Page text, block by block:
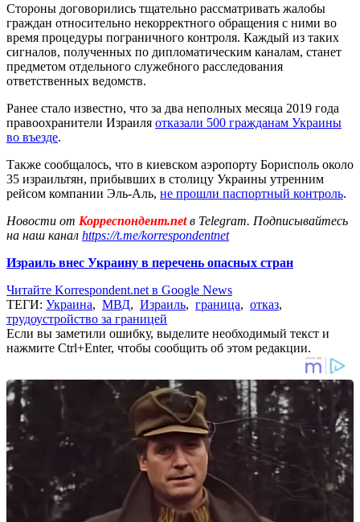
Стороны договорились тщательно рассматривать жалобы
граждан относительно некорректного обращения с ними во
время процедуры пограничного контроля. Каждый из таких
сигналов, полученных по дипломатическим каналам, станет
предметом отдельного служебного расследования
ответственных ведомств.
Ранее стало известно, что за два неполных месяца 2019 года
правоохранители Израиля отказали 500 гражданам Украины
во въезде.
Также сообщалось, что в киевском аэропорту Борисполь около
35 израильтян, прибывших в столицу Украины утренним
рейсом компании Эль-Аль, не прошли паспортный контроль.
Новости от Корреспондент.netв Telegram. Подписывайтесь
на наш канал https://t.me/korrespondentnet
Израиль внес Украину в перечень опасных стран
Читайте Korrespondent.net в Google News
ТЕГИ: Украина, МВД, Израиль, граница, отказ,
трудоустройство за границей
Если вы заметили ошибку, выделите необходимый текст и
нажмите Ctrl+Enter, чтобы сообщить об этом редакции.